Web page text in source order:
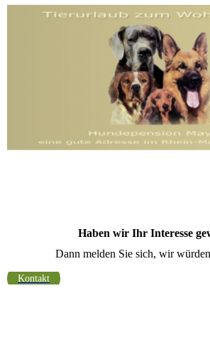
Haben wir Ihr Interesse
Dann melden Sie sich, wir
Kontakt